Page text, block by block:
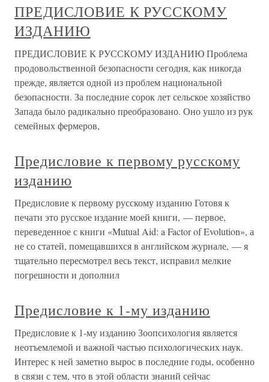
ПРЕДИСЛОВИЕ К РУССКОМУ
ИЗДАНИЮ
ПРЕДИСЛОВИЕ К РУССКОМУ ИЗДАНИЮ Проблема
продовольственной безопасности сегодня, как никогда
прежде, является одной из проблем национальной
безопасности. За последние сорок лет сельское хозяйство
Запада было радикально преобразовано. Оно ушло из рук
семейных фермеров,
Предисловие к первому русскому
изданию
Предисловие к первому русскому изданию Готовя к
печати это русское издание моей книги, — первое,
переведенное с книги «Mutual Aid: a Factor of Evolution», а
не со статей, помещавшихся в английском журнале, — я
тщательно пересмотрел весь текст, исправил мелкие
погрешности и дополнил
Предисловие к 1-му изданию
Предисловие к 1-му изданию Зоопсихология является
неотъемлемой и важной частью психологических наук.
Интерес к ней заметно вырос в последние годы, особенно
в связи с тем, что в этой области знаний сейчас